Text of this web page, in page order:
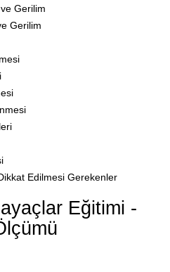
Gerilim
Gerilim
Edilmesi Gerekenler
Eğitimi -